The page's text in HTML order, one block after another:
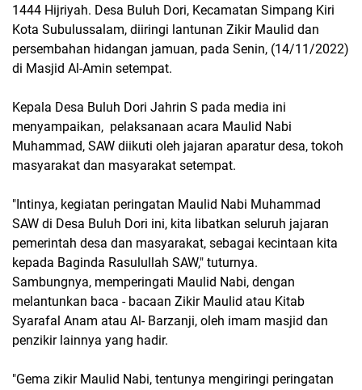
1444 Hijriyah. Desa Buluh Dori, Kecamatan Simpang Kiri
Kota Subulussalam, diiringi lantunan Zikir Maulid dan
persembahan hidangan jamuan, pada Senin, (14/11/2022)
di Masjid Al-Amin setempat.
Kepala Desa Buluh Dori Jahrin S pada media ini
menyampaikan, pelaksanaan acara Maulid Nabi
Muhammad, SAW diikuti oleh jajaran aparatur desa, tokoh
masyarakat dan masyarakat setempat.
"Intinya, kegiatan peringatan Maulid Nabi Muhammad
SAW di Desa Buluh Dori ini, kita libatkan seluruh jajaran
pemerintah desa dan masyarakat, sebagai kecintaan kita
kepada Baginda Rasulullah SAW," tuturnya.
Sambungnya, memperingati Maulid Nabi, dengan
melantunkan baca - bacaan Zikir Maulid atau Kitab
Syarafal Anam atau Al- Barzanji, oleh imam masjid dan
penzikir lainnya yang hadir.
"Gema zikir Maulid Nabi, tentunya mengiringi peringatan